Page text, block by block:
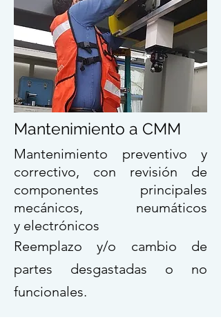
Mantenimiento a CMM
Mantenimiento preventivo y
correctivo, con revisión de
componentes principales
mecánicos, neumáticos
y electrónicos
Reemplazo y/o cambio de
partes desgastadas o no
funcionales.